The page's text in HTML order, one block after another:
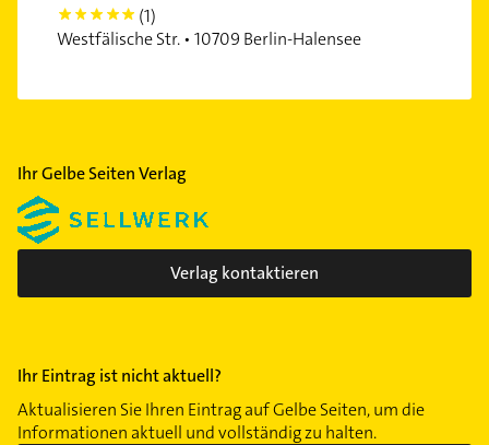
5
(1)
Westfälische Str. • 10709 Berlin-Halensee
Ihr Gelbe Seiten Verlag
Verlag kontaktieren
Ihr Eintrag ist nicht aktuell?
Aktualisieren Sie Ihren Eintrag auf Gelbe Seiten, um die
Informationen aktuell und vollständig zu halten.